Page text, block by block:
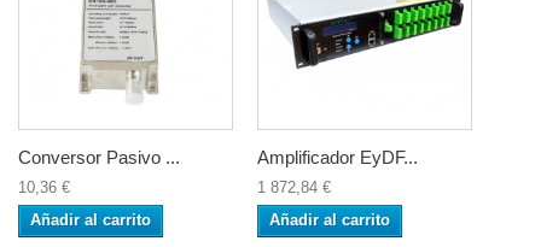
Conversor Pasivo ...
10,36 €
Añadir al carrito
Amplificador EyDF...
1 872,84 €
Añadir al carrito